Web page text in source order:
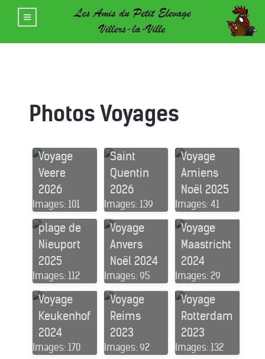
Photos Voyages
Voyage
Veere
2026
Images: 101
Saint
Quentin
2026
Images: 139
Voyage
Amiens
Noël 2025
Images: 41
chocolater
ie Van
Nevel,
croisière
sur l'Yser,
plage de
Nieuport
2025
Images: 112
Voyage
Anvers
Noël 2024
Images: 95
Voyage
Maastricht
2024
Images: 29
Voyage
Keukenhof
2024
Images: 170
Voyage
Reims
2023
Images: 92
Voyage
Rotterdam
2023
Images: 132